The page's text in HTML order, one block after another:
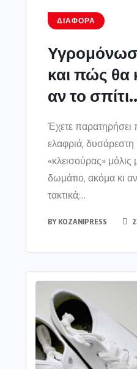
ΔΙΆΦΟΡΑ
και πώς θα
αν το
Έχετε παρατηρήσει
ελαφριά,
«κλεισούρας» μόλις
δωμάτιο, ακόμα κι αν
τακτικά;...
BY KOZANIPRESS